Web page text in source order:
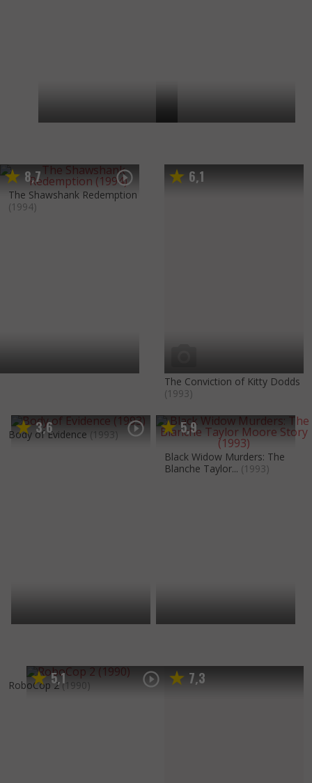
8,7
The Shawshank Redemption
(1994)
6,1
The Conviction of Kitty Dodds
(1993)
3,6
Body of Evidence (1993) 5,9
Black Widow Murders: The
Blanche Taylor... (1993)
5,1
RoboCop 2 (1990) 7,3